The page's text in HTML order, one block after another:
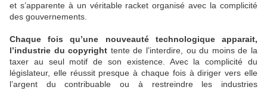
et s’apparente à un véritable racket organisé avec la complicité
des gouvernements.
Chaque fois qu’une nouveauté technologique apparait,
l’industrie du copyright tente de l’interdire, ou du moins de la
taxer au seul motif de son existence. Avec la complicité du
législateur, elle réussit presque à chaque fois à diriger vers elle
l’argent du contribuable ou à restreindre les industries